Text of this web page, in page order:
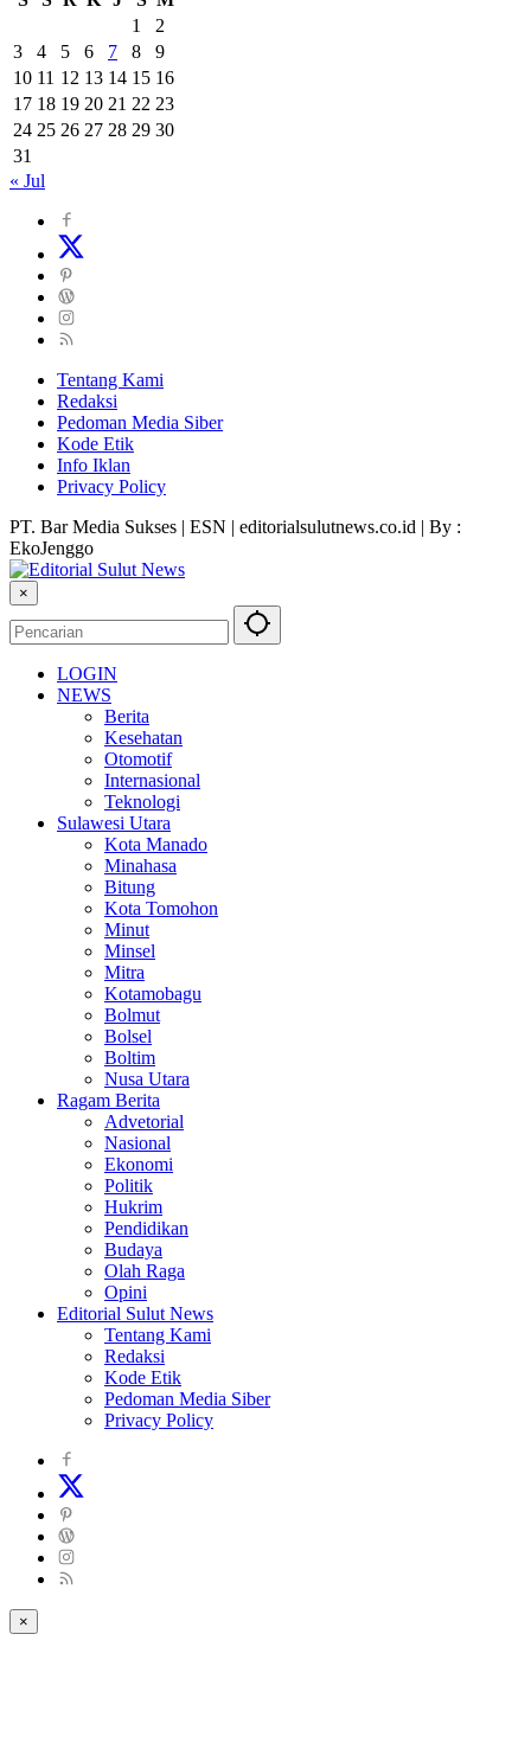
1
2
3
4 5 6 7 8
9
10 11 12 13 14 15 16
17 18 19 20 21 22 23
24 25 26 27 28 29 30
31
« Jul
Tentang Kami
Redaksi
Pedoman Media Siber
Kode Etik
Info Iklan
Privacy Policy
PT. Bar Media Sukses | ESN | editorialsulutnews.co.id | By :
EkoJenggo
×
LOGIN
NEWS
Berita
Kesehatan
Otomotif
Internasional
Teknologi
Sulawesi Utara
Kota Manado
Minahasa
Bitung
Kota Tomohon
Minut
Minsel
Mitra
Kotamobagu
Bolmut
Bolsel
Boltim
Nusa Utara
Ragam Berita
Advetorial
Nasional
Ekonomi
Politik
Hukrim
Pendidikan
Budaya
Olah Raga
Opini
Editorial Sulut News
Tentang Kami
Redaksi
Kode Etik
Pedoman Media Siber
Privacy Policy
×